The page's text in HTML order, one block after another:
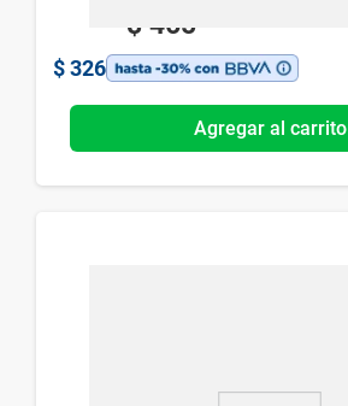
$ 465
$ 326
Agregar al carrito